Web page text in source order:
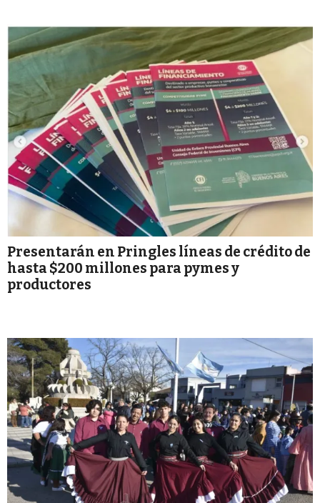
Presentarán en Pringles líneas de crédito de
hasta $200 millones para pymes y
productores